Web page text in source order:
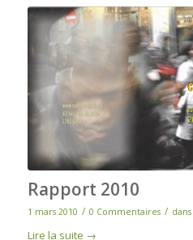
Rapport 2010
1 mars 2010 / 0 Commentaires / dans
Lire la suite →